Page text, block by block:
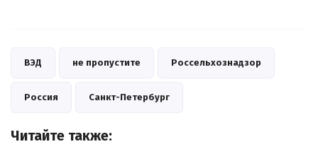
ВЭД не пропустите Россельхознадзор
Россия Санкт-Петербург
Читайте также: